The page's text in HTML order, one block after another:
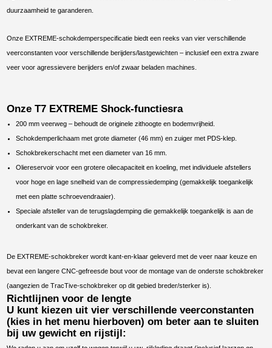
duurzaamheid te garanderen.
Onze EXTREME-schokdemperspecificatie biedt een reeks van vier verschillende
veerconstanten voor verschillende berijders/lastgewichten – inclusief een extra zware
veer voor agressievere berijders en/of zwaar beladen machines.
Onze T7 EXTREME Shock-functiesra
200 mm veerweg – behoudt de originele zithoogte en bodemvrijheid.
Schokdemperlichaam met grote diameter (46 mm) en zuiger met PDS-klep.
Schokbrekerschacht met een diameter van 16 mm.
Oliereservoir voor een grotere oliecapaciteit en koeling, met individuele afstellers
voor hoge en lage snelheid van de compressiedemping (gemakkelijk toegankelijk
met een platte schroevendraaier).
Speciale afsteller van de terugslagdemping die gemakkelijk toegankelijk is aan de
onderkant van de schokbreker.
De EXTREME-schokbreker wordt kant-en-klaar geleverd met de veer naar keuze en
bevat een langere CNC-gefreesde bout voor de montage van de onderste schokbreker
(aangezien de TracTive-schokbreker op dit gebied breder/sterker is).
Richtlijnen voor de lengte
U kunt kiezen uit vier verschillende veerconstanten
(kies in het menu hierboven) om beter aan te sluiten
bij uw gewicht en rijstijl: